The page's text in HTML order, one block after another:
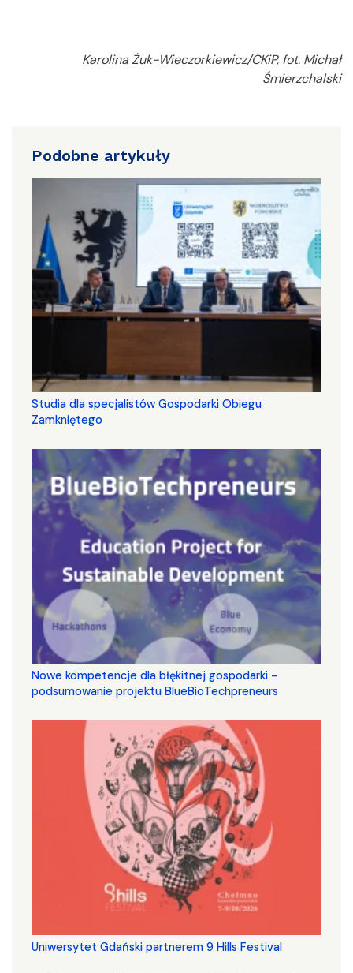
Karolina Żuk-Wieczorkiewicz/CKiP, fot. Michał
Śmierzchalski
Podobne artykuły
Studia dla specjalistów Gospodarki Obiegu
Zamkniętego
Nowe kompetencje dla błękitnej gospodarki -
podsumowanie projektu BlueBioTechpreneurs
Uniwersytet Gdański partnerem 9 Hills Festival